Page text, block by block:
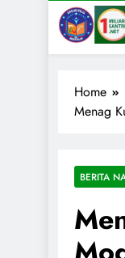
Home
Menag
BERITA